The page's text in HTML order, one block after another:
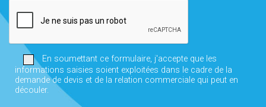
En soumettant ce formulaire, j'accepte que les
informations saisies soient exploitées dans le cadre de la
demande de devis et de la relation commerciale qui peut en
découler.